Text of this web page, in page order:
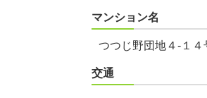
マンション名
つつじ野団地４-１４
交通